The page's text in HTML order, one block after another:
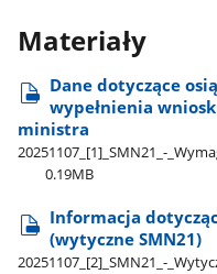
Materiały
Dane dotyczące
wypełnienia
ministra
20251107​_[1]​_SMN21​_-​
0.19MB
Informacja
(wytyczne SMN21)
20251107​_[2]​_SMN21​_-​